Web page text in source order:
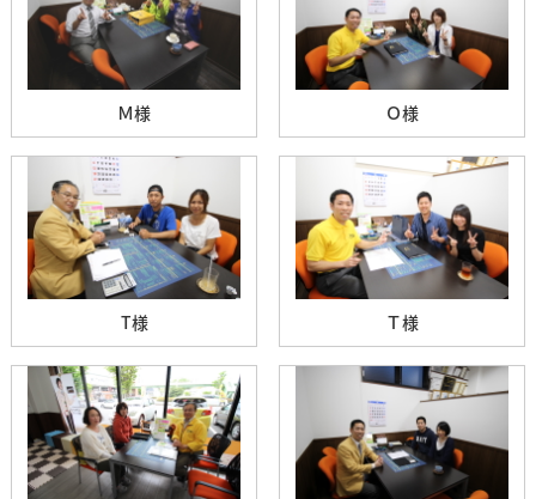
Ｍ様 Ｏ様
T様 Ｔ様